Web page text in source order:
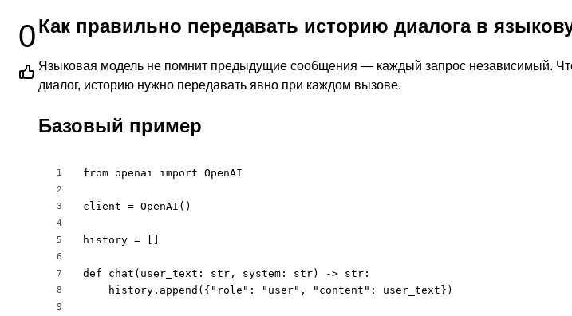
0Как правильно передавать историю диалога в
Языковая модель не помнит предыдущие сообщения — каждый запрос независимый.
диалог, историю нужно передавать явно при каждом вызове.
Базовый пример
1
2
3
4
5
6
7
8
9
from openai import OpenAI
client = OpenAI()
history = []
def chat(user_text: str, system: str) -> str:
    history.append({"role": "user", "content": user_text})